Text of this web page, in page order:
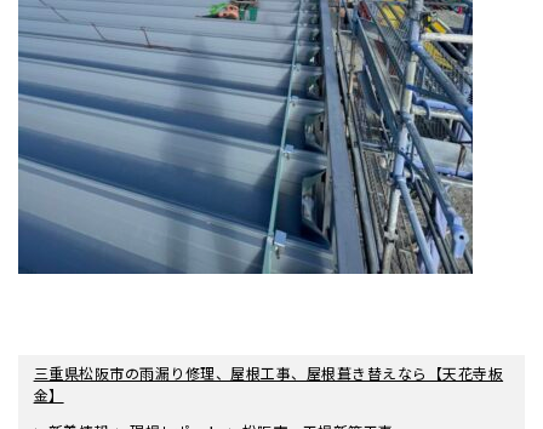
三重県松阪市の雨漏り修理、屋根工事、屋根葺き替えなら【天花寺板
金】